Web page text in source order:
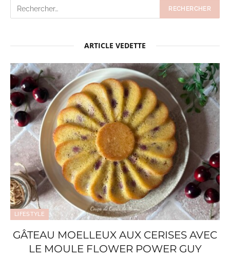
ARTICLE VEDETTE
LIFESTYLE
GÂTEAU MOELLEUX AUX CERISES AVEC
LE MOULE FLOWER POWER GUY